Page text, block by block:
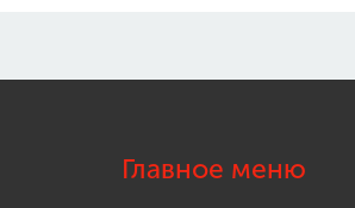
Главное меню